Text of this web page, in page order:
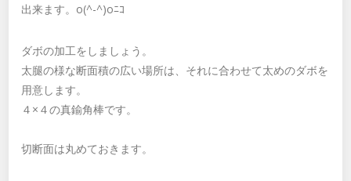
出来ます。o(^-^)oﾆｺ
ダボの加工をしましょう。
太腿の様な断面積の広い場所は、それに合わせて太めのダボを
用意します。
４×４の真鍮角棒です。
切断面は丸めておきます。